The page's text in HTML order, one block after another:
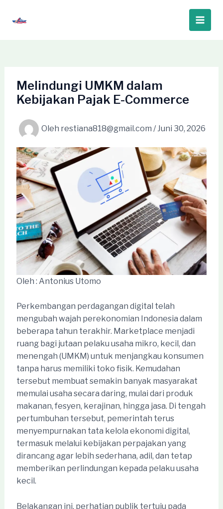
Main
Melindungi UMKM dalam
Kebijakan Pajak E-Commerce
Oleh restiana818@gmail.com /Juni 30, 2026
Oleh : Antonius Utomo
Perkembangan perdagangan digital telah
mengubah wajah perekonomian Indonesia dalam
beberapa tahun terakhir. Marketplace menjadi
ruang bagi jutaan pelaku usaha mikro, kecil, dan
menengah (UMKM) untuk menjangkau konsumen
tanpa harus memiliki toko fisik. Kemudahan
tersebut membuat semakin banyak masyarakat
memulai usaha secara daring, mulai dari produk
makanan, fesyen, kerajinan, hingga jasa. Di tengah
pertumbuhan tersebut, pemerintah terus
menyempurnakan tata kelola ekonomi digital,
termasuk melalui kebijakan perpajakan yang
dirancang agar lebih sederhana, adil, dan tetap
memberikan perlindungan kepada pelaku usaha
kecil.
Belakangan ini, perhatian publik tertuju pada